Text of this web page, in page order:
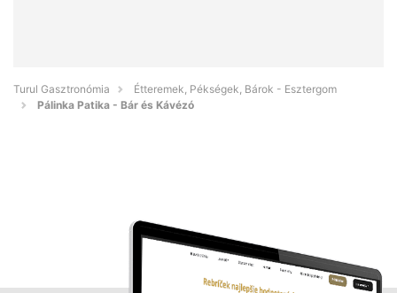
Turul Gasztronómia
Étteremek, Pékségek, Bárok - Esztergom
Pálinka Patika - Bár és Kávézó